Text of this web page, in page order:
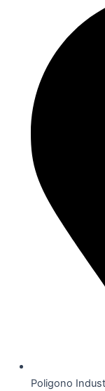
Poligono